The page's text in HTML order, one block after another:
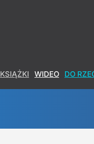
KSIĄŻKI WIDEO DO